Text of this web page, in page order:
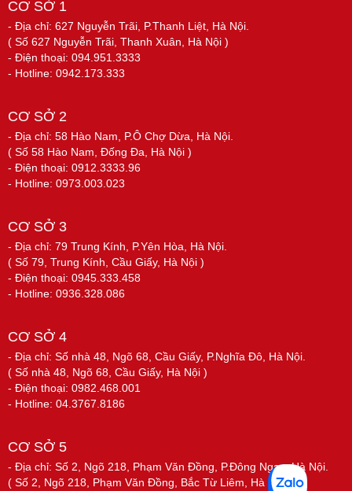
CƠ SỞ 1
- Địa chỉ: 627 Nguyễn Trãi, P.Thanh Liệt, Hà Nội.
( Số 627 Nguyễn Trãi, Thanh Xuân, Hà Nội )
- Điện thoại: 094.951.3333
- Hotline: 0942.173.333
CƠ SỞ 2
- Địa chỉ: 58 Hào Nam, P.Ô Chợ Dừa, Hà Nội.
( Số 58 Hào Nam, Đống Đa, Hà Nội )
- Điện thoại: 0912.3333.96
- Hotline: 0973.003.023
CƠ SỞ 3
- Địa chỉ: 79 Trung Kính, P.Yên Hòa, Hà Nội.
( Số 79, Trung Kính, Cầu Giấy, Hà Nội )
- Điện thoại: 0945.333.458
- Hotline: 0936.328.086
CƠ SỞ 4
- Địa chỉ: Số nhà 48, Ngõ 68, Cầu Giấy, P.Nghĩa Đô, Hà Nội.
( Số nhà 48, Ngõ 68, Cầu Giấy, Hà Nội )
- Điện thoại: 0982.468.001
- Hotline: 04.3767.8186
CƠ SỞ 5
- Địa chỉ: Số 2, Ngõ 218, Phạm Văn Đồng, P.Đông Ngạc, Hà Nội.
( Số 2, Ngõ 218, Phạm Văn Đồng, Bắc Từ Liêm, Hà Nội )